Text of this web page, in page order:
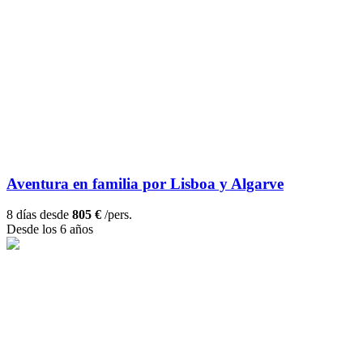
Aventura en familia por Lisboa y Algarve
8 días desde 805 € /pers.
Desde los 6 años